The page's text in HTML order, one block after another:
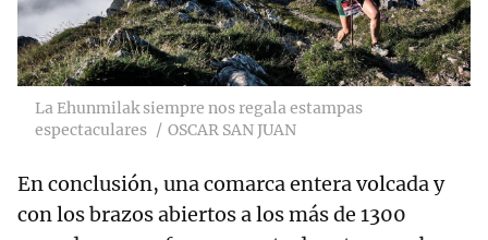
La Ehunmilak siempre nos regala estampas
espectaculares
OSCAR SAN JUAN
En conclusión, una comarca entera volcada y
con los brazos abiertos a los más de 1300